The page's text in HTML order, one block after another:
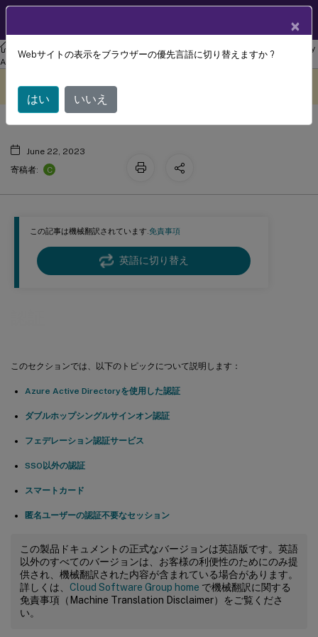
リナックス バーチャル デリバリー エージェント
Linux Virtual Delivery
Agent 2303
この記事は機械翻訳されています.免責事項
英語に切り替え
このセクションでは、以下のトピックについて説明します：
Azure Active Directoryを使用した認証
ダブルホップシングルサインオン認証
フェデレーション認証サービス
SSO以外の認証
スマートカード
匿名ユーザーの認証不要なセッション
この製品ドキュメントの正式なバージョンは英語版です。英語
以外のすべてのバージョンは、お客様の利便性のためにのみ提
供され、機械翻訳された内容が含まれている場合があります。
詳しくは、 Cloud Software Group home で機械翻訳に関する
免責事項（Machine Translation Disclaimer）をご覧くださ
い。
翻訳されています。
認証
June 22, 2023
寄稿者:
C
×
Webサイトの表示をブラウザーの優先言語に切り替えますか ?
はい いいえ